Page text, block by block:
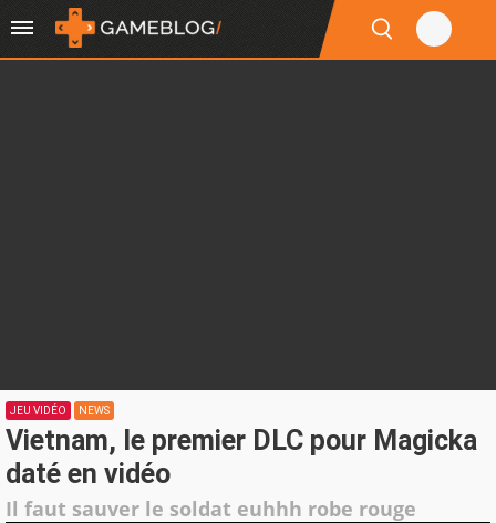
JEU VIDÉO NEWS
Vietnam, le premier DLC pour Magicka
daté en vidéo
Il faut sauver le soldat euhhh robe rouge